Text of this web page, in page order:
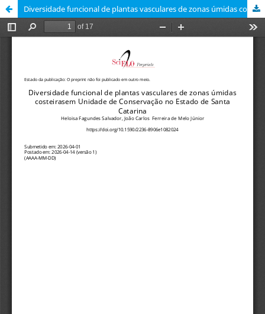
Diversidade funcional de plantas vasculares de zonas úmidas costeirasem Unidade de Conservação no Estado de Santa Catarina